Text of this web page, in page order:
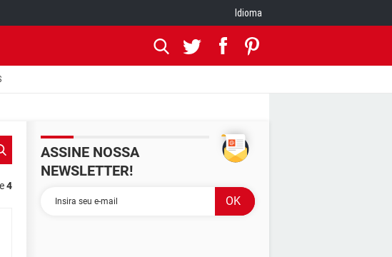
Idioma
4
ASSINE NOSSA
NEWSLETTER!